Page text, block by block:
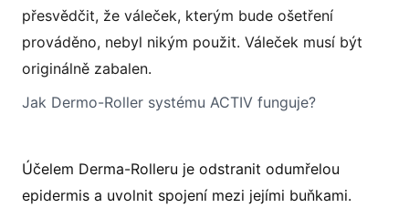
přesvědčit, že váleček, kterým bude ošetření
prováděno, nebyl nikým použit. Váleček musí být
originálně zabalen.
Jak Dermo-Roller systému ACTIV funguje?
Účelem Derma-Rolleru je odstranit odumřelou
epidermis a uvolnit spojení mezi jejími buňkami.